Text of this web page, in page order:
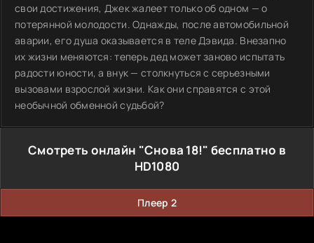
свои достижения, Джек жалеет только об одном — о
потерянной молодости. Однажды, после автомобильной
аварии, его душа оказывается в теле Дэвида. Внезапно
их жизни меняются: теперь дед может заново испытать
радости юности, а внук — столкнуться с серьезными
вызовами взрослой жизни. Как они справятся с этой
необычной обменной судьбой?
Смотреть онлайн "Снова 18!" бесплатно в
HD1080
Плеер 2